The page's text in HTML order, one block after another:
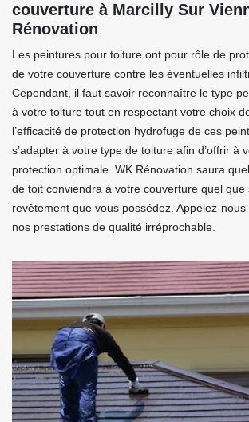
couverture à Marcilly Sur
Rénovation
Les peintures pour toiture ont pour rôle de
de votre couverture contre les éventuelles
Cependant, il faut savoir reconnaître le type
à votre toiture tout en respectant votre choix
l’efficacité de protection hydrofuge de ces
s’adapter à votre type de toiture afin d’offrir à
protection optimale. WK Rénovation saura
de toit conviendra à votre couverture quel que
revêtement que vous possédez. Appelez-
nos prestations de qualité irréprochable.